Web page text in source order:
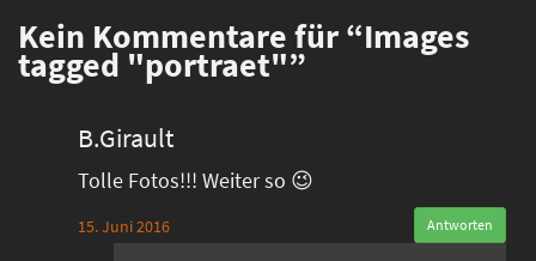
Kein Kommentare für “Images
tagged "portraet"”
B.Girault
Tolle Fotos!!! Weiter so 😉
15. Juni 2016 Antworten